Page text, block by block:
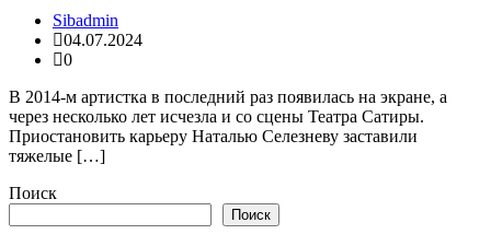
Sibadmin
04.07.2024
0
В 2014-м артистка в последний раз появилась на экране, а
через несколько лет исчезла и со сцены Театра Сатиры.
Приостановить карьеру Наталью Селезневу заставили
тяжелые […]
Поиск
Поиск